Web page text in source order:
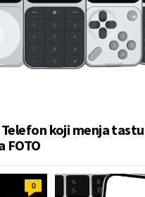
Telefon koji menja
FOTO
0